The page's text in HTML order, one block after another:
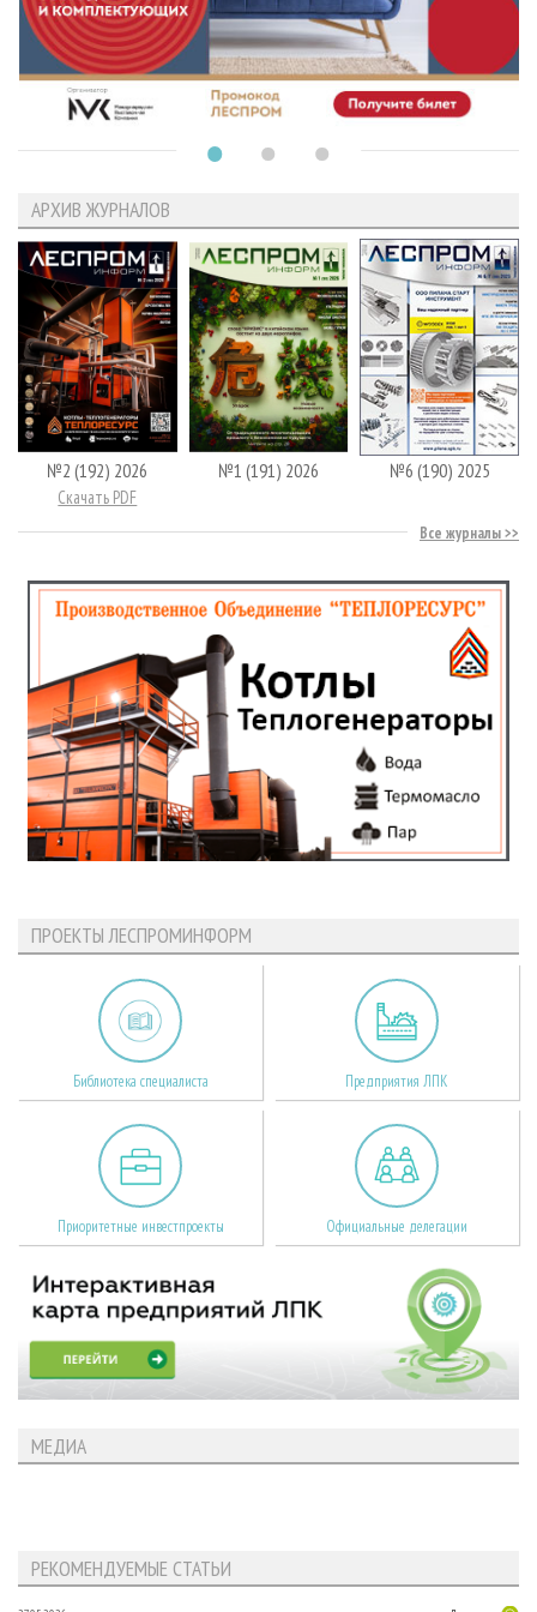
АРХИВ ЖУРНАЛОВ
№2 (192) 2026
Скачать PDF
№1 (191) 2026 №6 (190) 2025
Все журналы
ПРОЕКТЫ ЛЕСПРОМИНФОРМ
Библиотека специалиста Предприятия ЛПК
Приоритетные инвестпроекты Официальные делегации
МЕДИА
РЕКОМЕНДУЕМЫЕ СТАТЬИ